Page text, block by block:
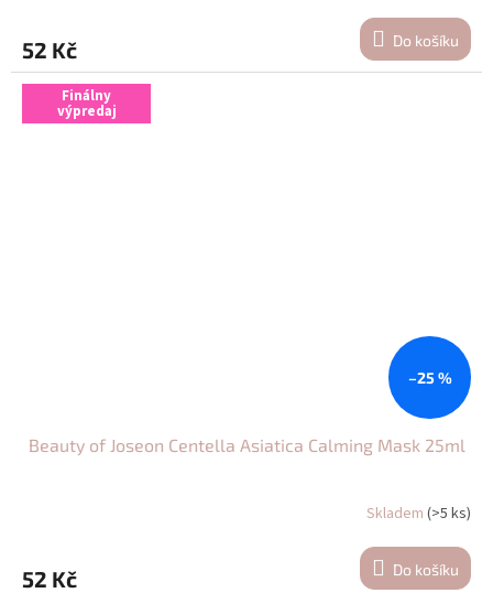
52 Kč Do košíku
Finálny
výpredaj
–25 %
Beauty of Joseon Centella Asiatica Calming Mask 25ml
Skladem (>5 ks)
52 Kč Do košíku